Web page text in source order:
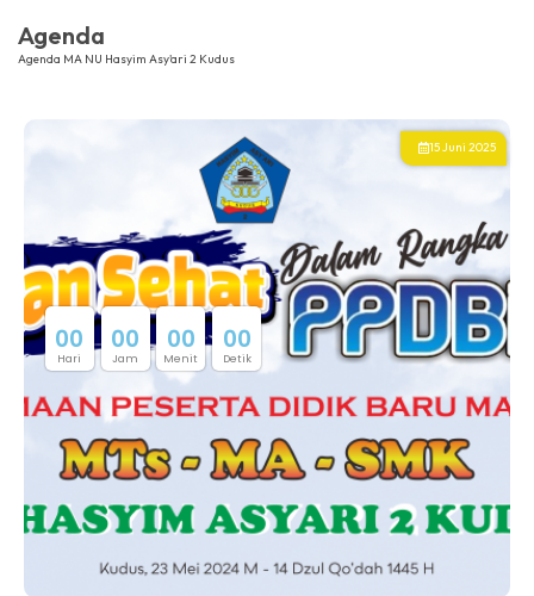
Agenda
Agenda MA NU Hasyim Asy'ari 2 Kudus
15 Juni 2025
00
Hari
00
Jam
00
Menit
00
Detik